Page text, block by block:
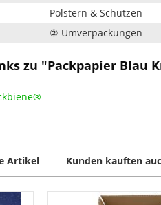
Polstern & Schützen
② Umverpackungen
zu "Packpapier Blau
Artikel Kunden kauften